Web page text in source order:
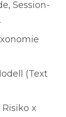
Session-
(Text
x